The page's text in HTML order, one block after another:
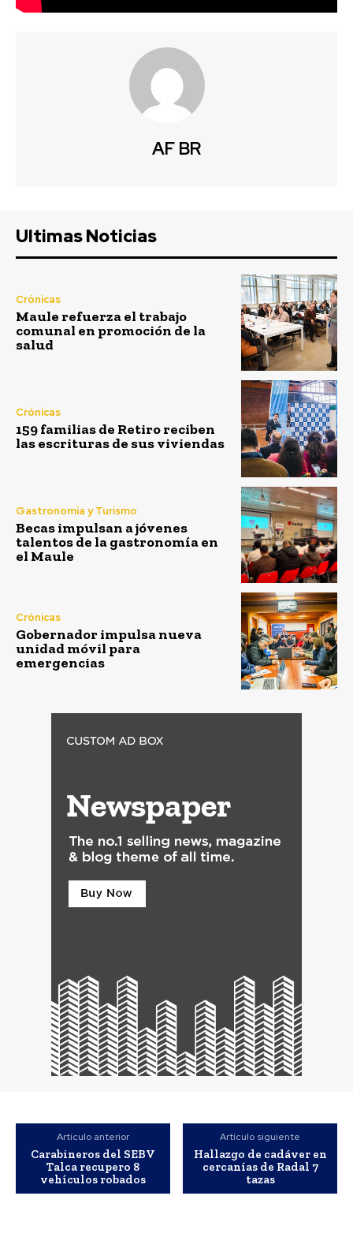
AF BR
Ultimas Noticias
Crónicas
Maule refuerza el trabajo
comunal en promoción de la
salud
Crónicas
159 familias de Retiro reciben
las escrituras de sus viviendas
Gastronomía y Turismo
Becas impulsan a jóvenes
talentos de la gastronomía en
el Maule
Crónicas
Gobernador impulsa nueva
unidad móvil para
emergencias
Artículo anterior
Carabineros del SEBV
Talca recupero 8
vehículos robados
Artículo siguiente
Hallazgo de cadáver en
cercanías de Radal 7
tazas